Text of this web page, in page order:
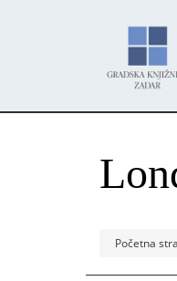
Početna